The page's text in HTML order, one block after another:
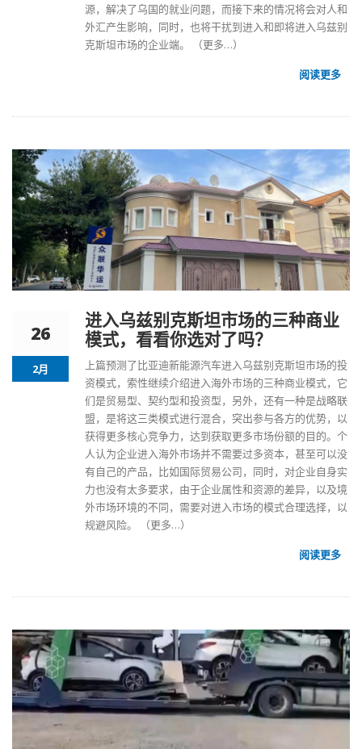
源，解决了乌国的就业问题，而接下来的情况将会对人和
外汇产生影响，同时，也将干扰到进入和即将进入乌兹别
克斯坦市场的企业端。 （更多…）
阅读更多
26
2月
进入乌兹别克斯坦市场的三种商业
模式，看看你选对了吗？
上篇预测了比亚迪新能源汽车进入乌兹别克斯坦市场的投
资模式，索性继续介绍进入海外市场的三种商业模式，它
们是贸易型、契约型和投资型，另外，还有一种是战略联
盟，是将这三类模式进行混合，突出参与各方的优势，以
获得更多核心竞争力，达到获取更多市场份额的目的。个
人认为企业进入海外市场并不需要过多资本，甚至可以没
有自己的产品，比如国际贸易公司，同时，对企业自身实
力也没有太多要求，由于企业属性和资源的差异，以及境
外市场环境的不同，需要对进入市场的模式合理选择，以
规避风险。
（更多…）
阅读更多